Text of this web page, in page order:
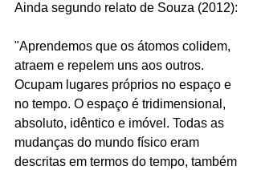
Ainda segundo relato de Souza (2012):
"Aprendemos que os átomos colidem,
atraem e repelem uns aos outros.
Ocupam lugares próprios no espaço e
no tempo. O espaço é tridimensional,
absoluto, idêntico e imóvel. Todas as
mudanças do mundo físico eram
descritas em termos do tempo, também